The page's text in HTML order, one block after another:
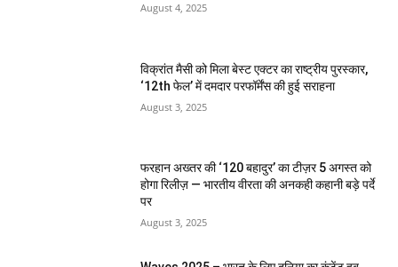
August 4, 2025
विक्रांत मैसी को मिला बेस्ट एक्टर का राष्ट्रीय पुरस्कार,
‘12th फेल’ में दमदार परफॉर्मेंस की हुई सराहना
August 3, 2025
फरहान अख्तर की ‘120 बहादुर’ का टीज़र 5 अगस्त को
होगा रिलीज़ — भारतीय वीरता की अनकही कहानी बड़े पर्दे
पर
August 3, 2025